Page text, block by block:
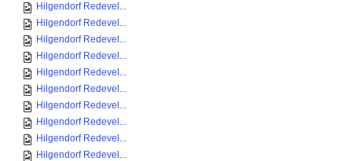
Hilgendorf Redevel...
Hilgendorf Redevel...
Hilgendorf Redevel...
Hilgendorf Redevel...
Hilgendorf Redevel...
Hilgendorf Redevel...
Hilgendorf Redevel...
Hilgendorf Redevel...
Hilgendorf Redevel...
Hilgendorf Redevel...